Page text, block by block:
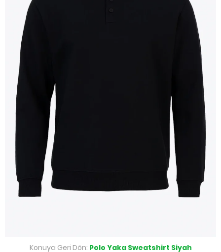
Konuya Geri Dön: Polo Yaka Sweatshirt Siyah